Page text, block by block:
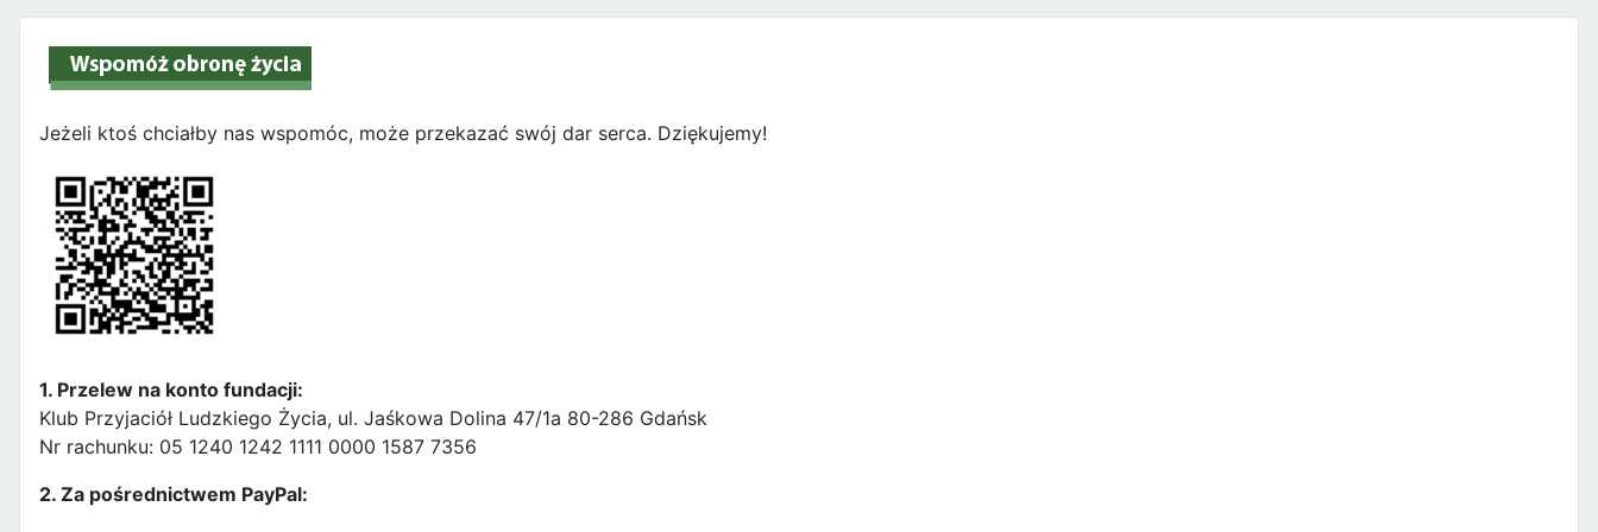
Jeżeli ktoś chciałby nas wspomóc, może przekazać swój dar serca. Dziękujemy!
1. Przelew na konto fundacji:
Klub Przyjaciół Ludzkiego Życia, ul. Jaśkowa Dolina 47/1a 80-286 Gdańsk
Nr rachunku: 05 1240 1242 1111 0000 1587 7356
2. Za pośrednictwem PayPal: